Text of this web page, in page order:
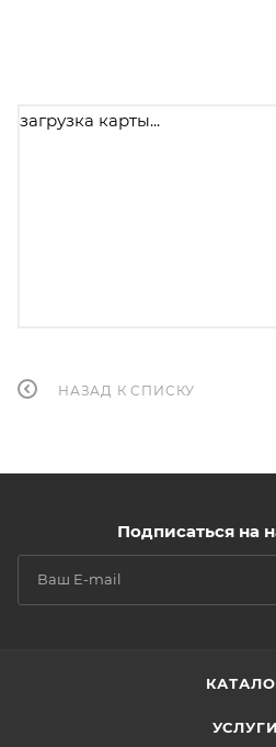
загрузка карты...
НАЗАД К СПИСКУ
Подписаться на
УСЛУГИ